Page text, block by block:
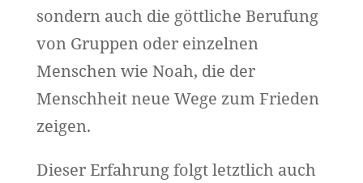
sondern auch die göttliche Berufung
von Gruppen oder einzelnen
Menschen wie Noah, die der
Menschheit neue Wege zum Frieden
zeigen.
Dieser Erfahrung folgt letztlich auch